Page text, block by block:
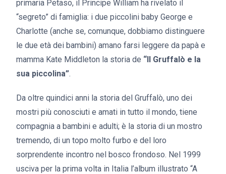
primaria Petaso, il Principe William ha rivelato il
“segreto” di famiglia: i due piccolini baby George e
Charlotte (anche se, comunque, dobbiamo distinguere
le due età dei bambini) amano farsi leggere da papà e
mamma Kate Middleton la storia de “Il Gruffalò e la
sua piccolina”.
Da oltre quindici anni la storia del Gruffalò, uno dei
mostri più conosciuti e amati in tutto il mondo, tiene
compagnia a bambini e adulti; è la storia di un mostro
tremendo, di un topo molto furbo e del loro
sorprendente incontro nel bosco frondoso. Nel 1999
usciva per la prima volta in Italia l’album illustrato “A